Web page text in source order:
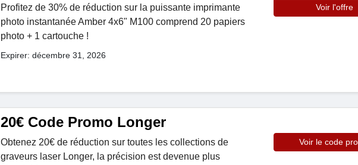
Profitez de 30% de réduction sur la puissante imprimante
photo instantanée Amber 4x6" M100 comprend 20 papiers
photo + 1 cartouche !
Expirer: décembre 31, 2026
Voir l'offre
20€ Code Promo Longer
Obtenez 20€ de réduction sur toutes les collections de
graveurs laser Longer, la précision est devenue plus
Voir le code